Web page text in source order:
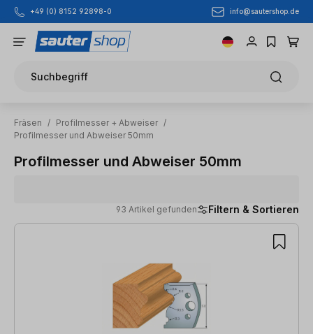
Zum Hauptinhalt springen
+49 (0) 8152 92898-0 info@sautershop.de
Suchbegriff
Fräsen / Profilmesser + Abweiser /
Profilmesser und Abweiser 50mm
Profilmesser und Abweiser 50mm
93 Artikel gefunden Filtern & Sortieren
93 Artikel gefunden